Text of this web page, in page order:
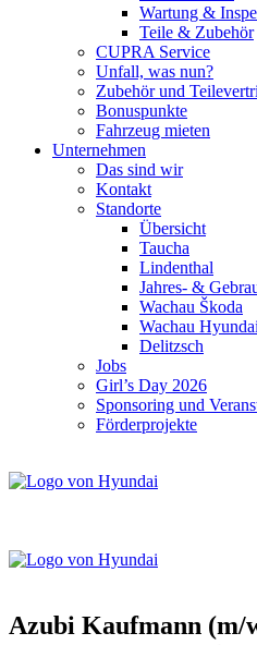
Wartung &
Teile & Zubehör
CUPRA Service
Unfall, was nun?
Zubehör und
Bonuspunkte
Fahrzeug mieten
Unternehmen
Das sind wir
Kontakt
Standorte
Übersicht
Taucha
Lindenthal
Jahres- &
Wachau Škoda
Wachau Hyundai
Delitzsch
Jobs
Girl’s Day 2026
Sponsoring und
Förderprojekte
Azubi Kaufmann (m/